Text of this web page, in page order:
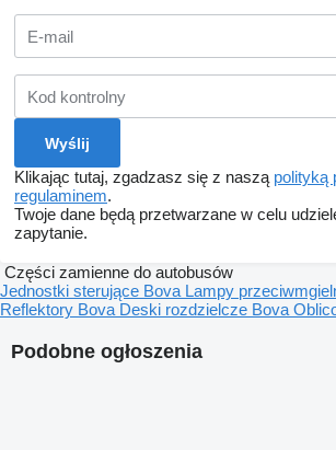
Klikając tutaj, zgadzasz się z naszą polityką
regulaminem.
Twoje dane będą przetwarzane w celu
zapytanie.
Podobne ogłoszenia
Części zamienne do autobusów
Jednostki sterujące Bova Lampy
Reflektory Bova Deski rozdzielcze Bova